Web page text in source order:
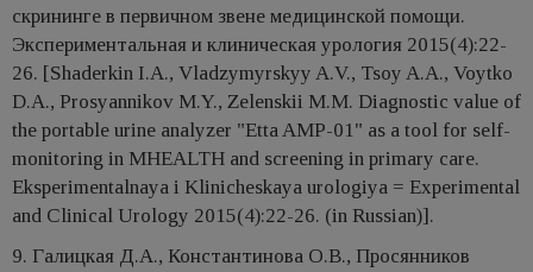
скрининге в первичном звене медицинской помощи.
Экспериментальная и клиническая урология 2015(4):22-
26. [Shaderkin I.A., Vladzymyrskyy A.V., Tsoy A.A., Voytko
D.A., Prosyannikov M.Y., Zelenskii M.M. Diagnostic value of
the portable urine analyzer "Etta AMP-01" as a tool for self-
monitoring in MHEALTH and screening in primary care.
Eksperimentalnaya i Klinicheskaya urologiya = Experimental
and Clinical Urology 2015(4):22-26. (in Russian)].
9. Галицкая Д.А., Константинова О.В., Просянников